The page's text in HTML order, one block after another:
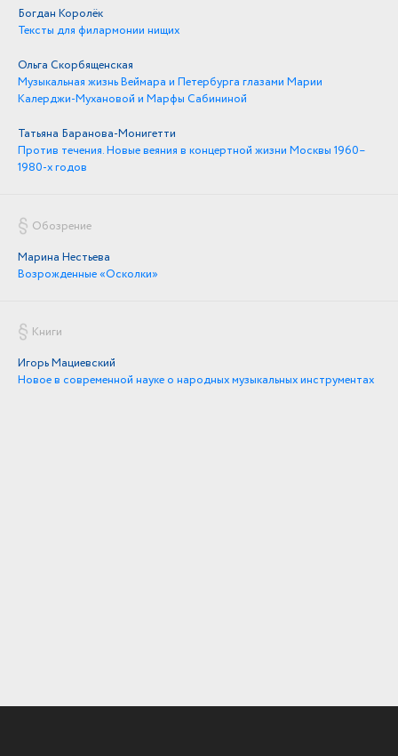
Богдан Королёк
Тексты для филармонии нищих
Ольга Скорбященская
Музыкальная жизнь Веймара и Петербурга глазами Марии
Калерджи-Мухановой и Марфы Сабининой
Татьяна Баранова-Монигетти
Против течения. Новые веяния в концертной жизни Москвы 1960–
1980-х годов
Обозрение
Марина Нестьева
Возрожденные «Осколки»
Книги
Игорь Мациевский
Новое в современной науке о народных музыкальных инструментах